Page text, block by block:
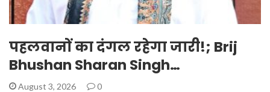
पहलवानों का दंगल रहेगा जारी!; Brij
Bhushan Sharan Singh…
August 3, 2026 0